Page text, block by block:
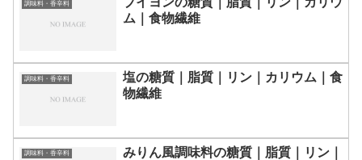
調味料・香辛料
ム｜食物繊維
調味料・香辛料
塩の糖質｜脂質｜リン｜カリウム｜食
物繊維
調味料・香辛料
みりん風調味料の糖質｜脂質｜リン｜